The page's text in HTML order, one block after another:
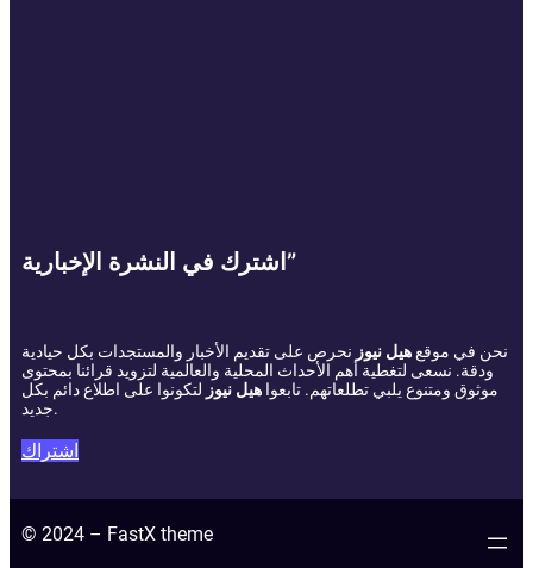
اشترك في النشرة الإخبارية”
نحن في موقع هيل نيوز نحرص على تقديم الأخبار والمستجدات بكل حيادية
ودقة. نسعى لتغطية أهم الأحداث المحلية والعالمية لتزويد قرائنا بمحتوى
موثوق ومتنوع يلبي تطلعاتهم. تابعوا هيل نيوز لتكونوا على اطلاع دائم بكل
جديد.
اشتراك
© 2024 – FastX theme